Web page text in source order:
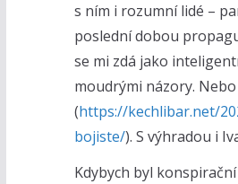
s ním i rozumní lidé –
poslední dobou
se mi zdá jako
moudrými názory.
(https://kechlibar.net/
bojiste/). S výhradou i
Kdybych byl